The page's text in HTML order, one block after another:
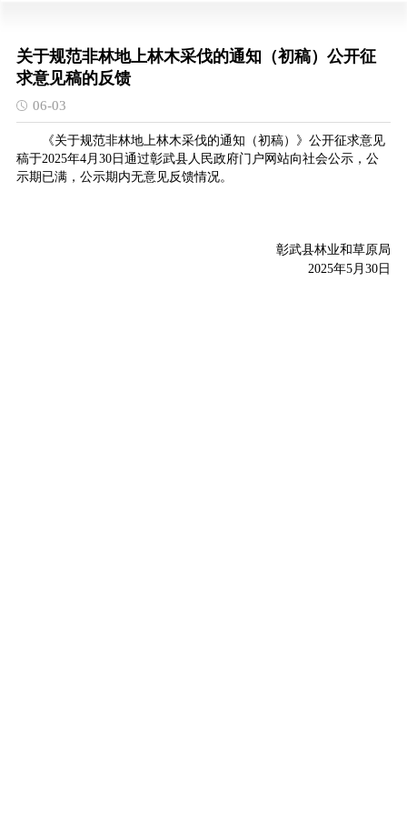
关于规范非林地上林木采伐的通知（初稿）公开征
求意见稿的反馈
06-03
《关于规范非林地上林木采伐的通知（初稿）》公开征求意见
稿于2025年4月30日通过彰武县人民政府门户网站向社会公示，公
示期已满，公示期内无意见反馈情况。
彰武县林业和草原局
2025年5月30日